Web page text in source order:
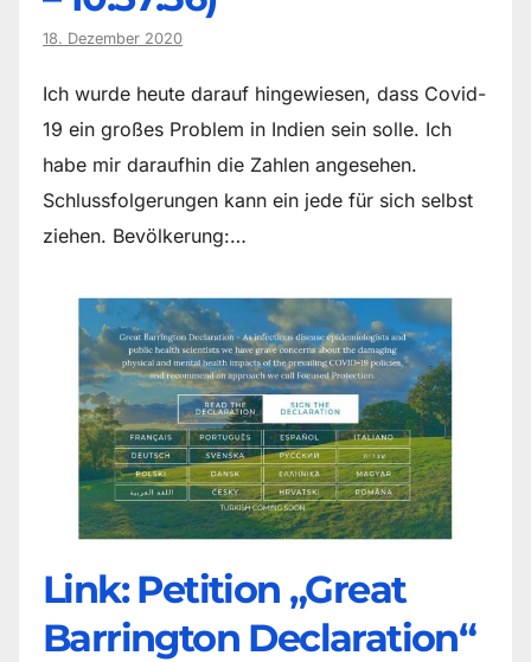
18. Dezember 2020
Ich wurde heute darauf hingewiesen, dass Covid-
19 ein großes Problem in Indien sein solle. Ich
habe mir daraufhin die Zahlen angesehen.
Schlussfolgerungen kann ein jede für sich selbst
ziehen. Bevölkerung:…
Link: Petition „Great
Barrington Declaration“